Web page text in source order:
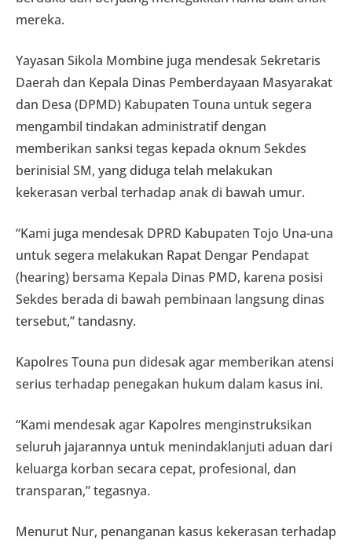
mereka.
Yayasan Sikola Mombine juga mendesak Sekretaris
Daerah dan Kepala Dinas Pemberdayaan Masyarakat
dan Desa (DPMD) Kabupaten Touna untuk segera
mengambil tindakan administratif dengan
memberikan sanksi tegas kepada oknum Sekdes
berinisial SM, yang diduga telah melakukan
kekerasan verbal terhadap anak di bawah umur.
“Kami juga mendesak DPRD Kabupaten Tojo Una-una
untuk segera melakukan Rapat Dengar Pendapat
(hearing) bersama Kepala Dinas PMD, karena posisi
Sekdes berada di bawah pembinaan langsung dinas
tersebut,” tandasny.
Kapolres Touna pun didesak agar memberikan atensi
serius terhadap penegakan hukum dalam kasus ini.
“Kami mendesak agar Kapolres menginstruksikan
seluruh jajarannya untuk menindaklanjuti aduan dari
keluarga korban secara cepat, profesional, dan
transparan,” tegasnya.
Menurut Nur, penanganan kasus kekerasan terhadap